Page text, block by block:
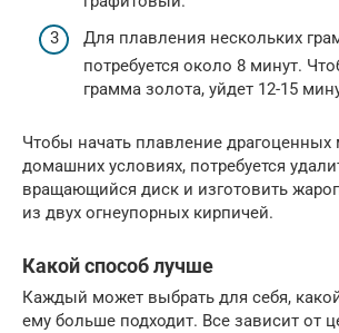
Для плавления нескольких
потребуется около 8 минут.
грамма золота, уйдет 12-15
Чтобы начать плавление драгоценных
домашних условиях, потребуется
вращающийся диск и изготовить
из двух огнеупорных кирпичей.
Какой способ лучше
Каждый может выбрать для себя,
ему больше подходит. Все зависит от